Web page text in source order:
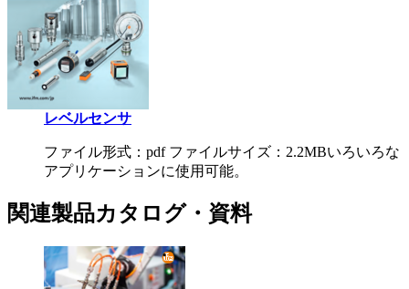
レベルセンサ
ファイル形式：pdf ファイルサイズ：2.2MBいろいろな
アプリケーションに使用可能。
関連製品カタログ・資料